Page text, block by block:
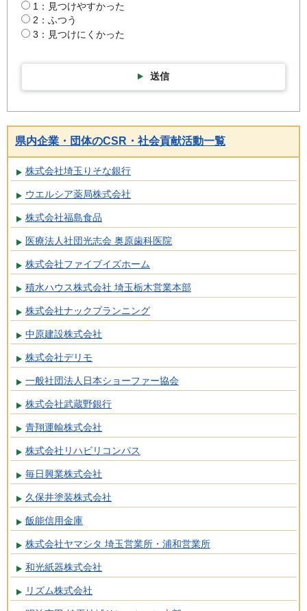
1：見つけやすかった
2：ふつう
3：見つけにくかった
送信
県内企業・団体のCSR・社会貢献活動一覧
株式会社埼玉りそな銀行
ウエルシア薬局株式会社
株式会社福島食品
医療法人社団光志会 奥原歯科医院
株式会社ファイブイズホーム
積水ハウス株式会社 埼玉栃木営業本部
株式会社ナックプランニング
中原建設株式会社
株式会社デリモ
一般社団法人日本ショーファー協会
株式会社武蔵野銀行
青翔運輸株式会社
株式会社リハビリコンパス
毎日興業株式会社
久保井塗装株式会社
飯能信用金庫
株式会社ヤマシタ 埼玉営業所・浦和営業所
和光紙器株式会社
リズム株式会社